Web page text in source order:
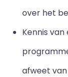
over het
Kennis
afweet